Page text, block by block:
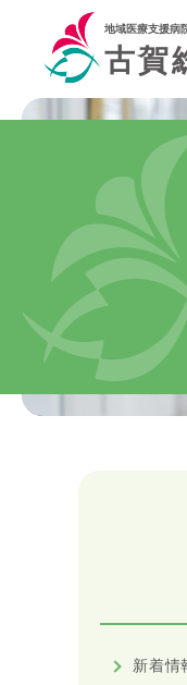
地域医療支援病
古賀
新着情